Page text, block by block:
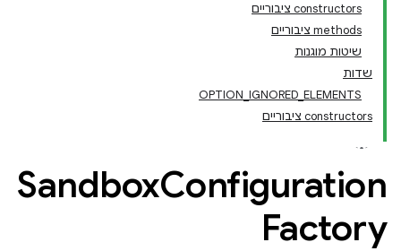
‫constructors ציבוריים
‫methods ציבוריים
שיטות מוגנות
שדות
OPTION_IGNORED_ELEMENTS
‫constructors ציבוריים
SandboxConfiguration
Factory